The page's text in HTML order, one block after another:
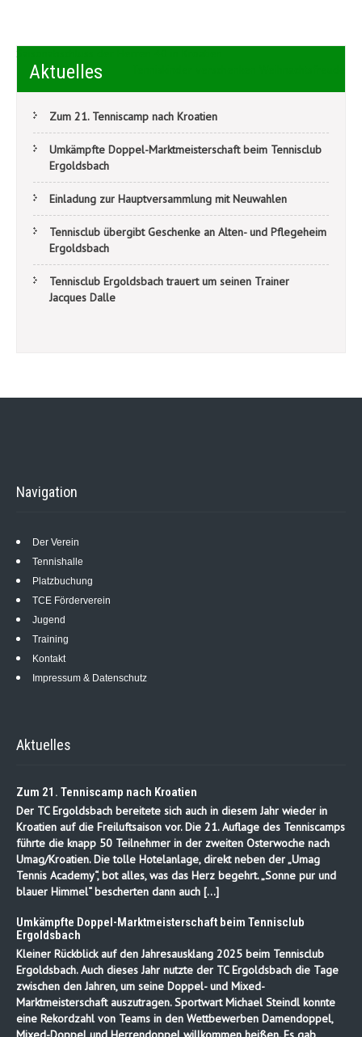
Beitragsnavigation
Saisonabschluss der Herren 40 in Kroatien
Aktuelles
Zum 21. Tenniscamp nach Kroatien
Umkämpfte Doppel-Marktmeisterschaft beim Tennisclub
Ergoldsbach
Einladung zur Hauptversammlung mit Neuwahlen
Tennisclub übergibt Geschenke an Alten- und Pflegeheim
Ergoldsbach
Tennisclub Ergoldsbach trauert um seinen Trainer
Jacques Dalle
Navigation
Der Verein
Tennishalle
Platzbuchung
TCE Förderverein
Jugend
Training
Kontakt
Impressum & Datenschutz
Aktuelles
Zum 21. Tenniscamp nach Kroatien
Der TC Ergoldsbach bereitete sich auch in diesem Jahr wieder in
Kroatien auf die Freiluftsaison vor. Die 21. Auflage des Tenniscamps
führte die knapp 50 Teilnehmer in der zweiten Osterwoche nach
Umag/Kroatien. Die tolle Hotelanlage, direkt neben der „Umag
Tennis Academy“, bot alles, was das Herz begehrt. „Sonne pur und
blauer Himmel“ bescherten dann auch […]
Umkämpfte Doppel-Marktmeisterschaft beim Tennisclub
Ergoldsbach
Kleiner Rückblick auf den Jahresausklang 2025 beim Tennisclub
Ergoldsbach. Auch dieses Jahr nutzte der TC Ergoldsbach die Tage
zwischen den Jahren, um seine Doppel- und Mixed-
Marktmeisterschaft auszutragen. Sportwart Michael Steindl konnte
eine Rekordzahl von Teams in den Wettbewerben Damendoppel,